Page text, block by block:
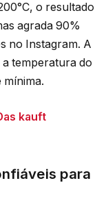
o resultado
agrada 90%
no Instagram. A
temperatura do
mínima.
kauft
para